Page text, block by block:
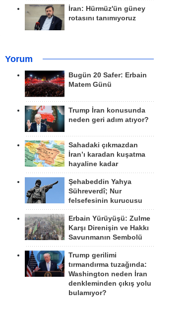
İran: Hürmüz'ün güney
rotasını tanımıyoruz
Yorum
Bugün 20 Safer: Erbain
Matem Günü
Trump İran konusunda
neden geri adım atıyor?
Sahadaki çıkmazdan
İran’ı karadan kuşatma
hayaline kadar
Şehabeddin Yahya
Sühreverdî; Nur
felsefesinin kurucusu
Erbain Yürüyüşü: Zulme
Karşı Direnişin ve Hakkı
Savunmanın Sembolü
Trump gerilimi
tırmandırma tuzağında:
Washington neden İran
denkleminden çıkış yolu
bulamıyor?